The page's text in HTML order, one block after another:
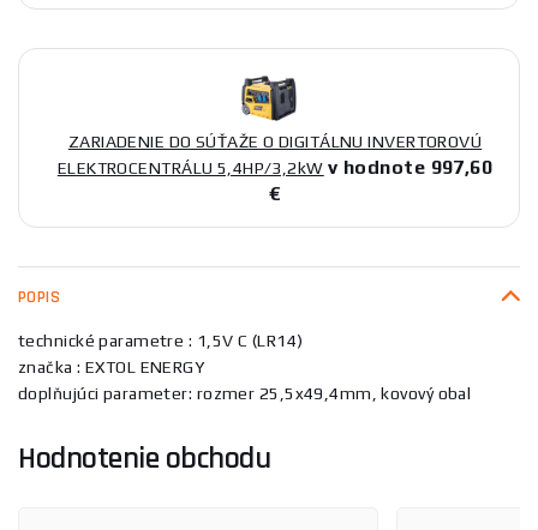
ZARIADENIE DO SÚŤAŽE O DIGITÁLNU INVERTOROVÚ
ELEKTROCENTRÁLU 5,4HP/3,2kW v hodnote 997,60
€
POPIS
technické parametre : 1,5V C (LR14)
značka : EXTOL ENERGY
doplňujúci parameter: rozmer 25,5x49,4mm, kovový obal
Hodnotenie obchodu